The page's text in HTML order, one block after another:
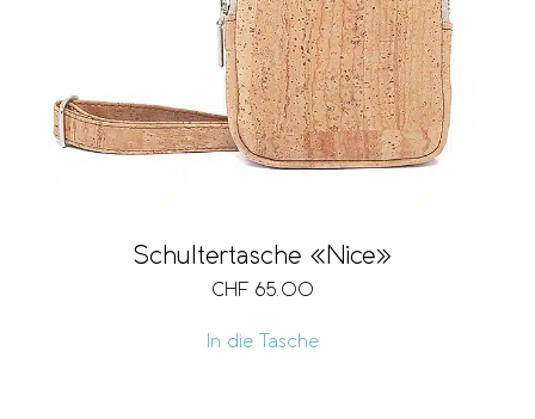
Schultertasche «Nice»
CHF 65.00
In die Tasche